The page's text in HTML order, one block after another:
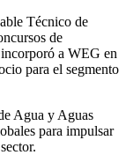
Técnico de
de
a WEG en
para el segmento
Agua y Aguas
para impulsar